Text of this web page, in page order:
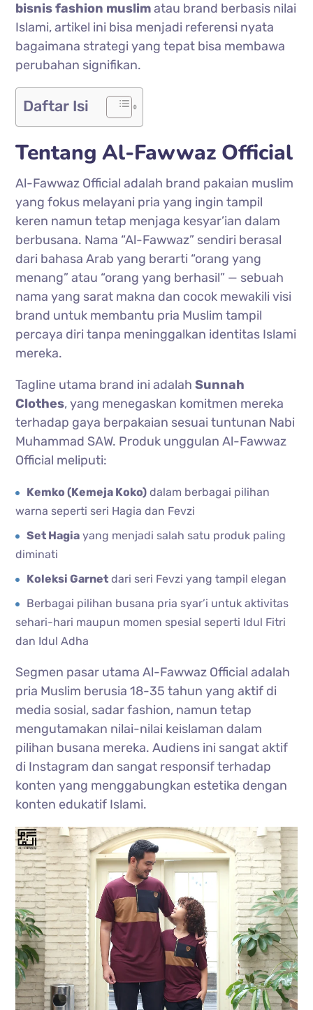
bisnis fashion muslimatau brand berbasis nilai
Islami, artikel ini bisa menjadi referensi nyata
bagaimana strategi yang tepat bisa membawa
perubahan signifikan.
Daftar Isi
Tentang Al-Fawwaz Official
Al-Fawwaz Official adalah brand pakaian muslim
yang fokus melayani pria yang ingin tampil
keren namun tetap menjaga kesyar’ian dalam
berbusana. Nama “Al-Fawwaz” sendiri berasal
dari bahasa Arab yang berarti “orang yang
menang” atau “orang yang berhasil” — sebuah
nama yang sarat makna dan cocok mewakili visi
brand untuk membantu pria Muslim tampil
percaya diri tanpa meninggalkan identitas Islami
mereka.
Tagline utama brand ini adalahSunnah
Clothes, yang menegaskan komitmen mereka
terhadap gaya berpakaian sesuai tuntunan Nabi
Muhammad SAW. Produk unggulan Al-Fawwaz
Official meliputi:
Kemko (Kemeja Koko) dalam berbagai pilihan
warna seperti seri Hagia dan Fevzi
Set Hagia yang menjadi salah satu produk paling
diminati
Koleksi Garnet dari seri Fevzi yang tampil elegan
Berbagai pilihan busana pria syar’i untuk aktivitas
sehari-hari maupun momen spesial seperti Idul Fitri
dan Idul Adha
Segmen pasar utama Al-Fawwaz Official adalah
pria Muslim berusia 18-35 tahun yang aktif di
media sosial, sadar fashion, namun tetap
mengutamakan nilai-nilai keislaman dalam
pilihan busana mereka. Audiens ini sangat aktif
di Instagram dan sangat responsif terhadap
konten yang menggabungkan estetika dengan
konten edukatif Islami.